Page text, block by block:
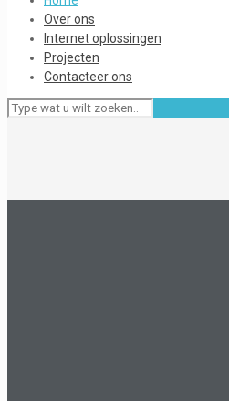
Over ons
Internet oplossingen
Projecten
Contacteer ons